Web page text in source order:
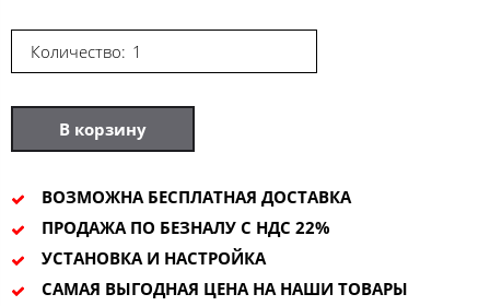
Количество:
В корзину
ВОЗМОЖНА БЕСПЛАТНАЯ ДОСТАВКА
ПРОДАЖА ПО БЕЗНАЛУ С НДС 22%
УСТАНОВКА И НАСТРОЙКА
САМАЯ ВЫГОДНАЯ ЦЕНА НА НАШИ ТОВАРЫ